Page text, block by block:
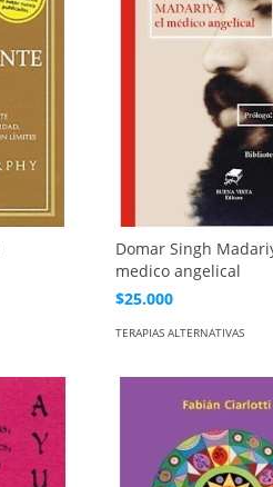
Domar Singh
medico angelical
$25.000
TERAPIAS ALTERNATIVAS